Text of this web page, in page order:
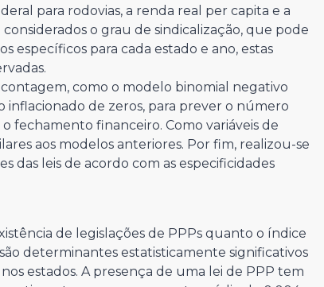
para rodovias, a renda real per capita e a
o grau de sindicalização, que pode
específicos para cada estado e ano, estas
como o modelo binomial negativo
inflacionado de zeros, para prever o número
fechamento financeiro. Como variáveis de
aos modelos anteriores. Por fim, realizou-se
das leis de acordo com as especificidades
de legislações de PPPs quanto o índice
determinantes estatisticamente significativos
estados. A presença de uma lei de PPP tem